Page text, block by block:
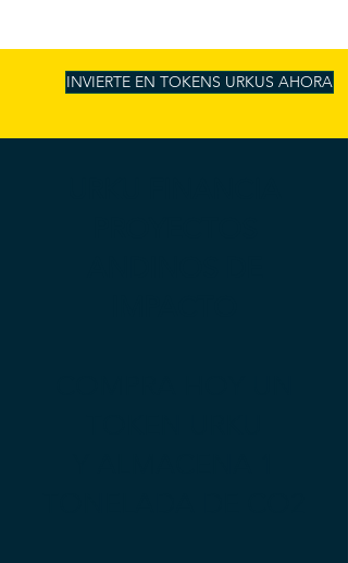
INVIERTE EN TOKENS URKUS AHORA